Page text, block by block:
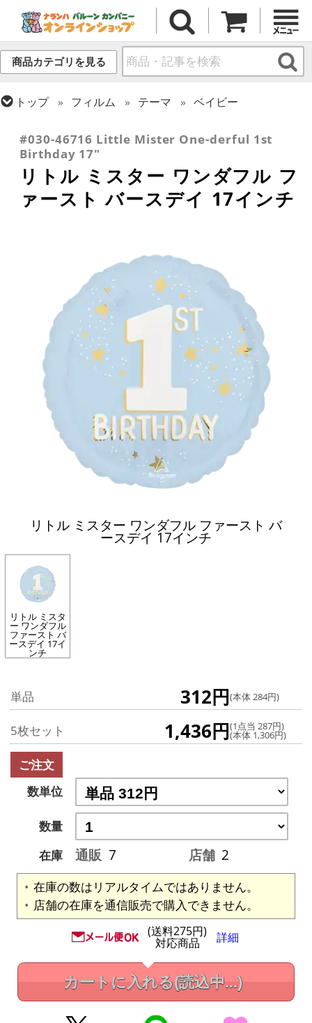
商品カテゴリを見る
トップ フィルム テーマ
ベイビー
#030-46716 Little Mister One-derful 1st
Birthday 17"
リトル ミスター ワンダフル フ
ァースト バースデイ 17インチ
リトル ミスター ワンダフル ファースト バ
ースデイ 17インチ
リトル ミスタ
ー ワンダフル
ファースト バ
ースデイ 17イ
ンチ
単品 312円(本体 284円)
5枚セット 1,436円(1点当 287円)
(本体 1,306円)
ご注文
数単位
数量
在庫
通販 7 店舗 2
在庫の数はリアルタイムではありません。
店舗の在庫を通信販売で購入できません。
(送料275円)
対応商品 詳細
カートに入れる(読込中...)